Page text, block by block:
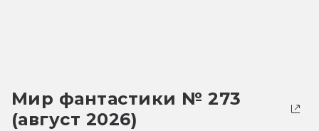
Мир фантастики № 273
(август 2026)